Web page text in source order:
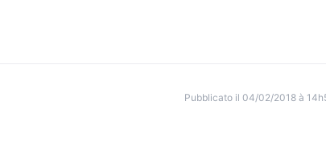
Pubblicato il 04/02/2018 à